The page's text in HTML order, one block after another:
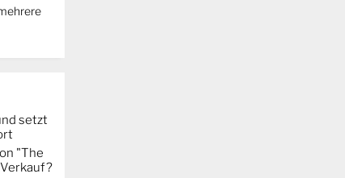
setzt
"The